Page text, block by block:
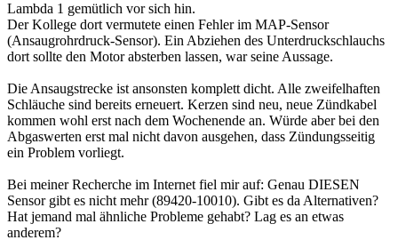
Lambda 1 gemütlich vor sich hin.
Der Kollege dort vermutete einen Fehler im MAP-Sensor
(Ansaugrohrdruck-Sensor). Ein Abziehen des Unterdruckschlauchs
dort sollte den Motor absterben lassen, war seine Aussage.
Die Ansaugstrecke ist ansonsten komplett dicht. Alle zweifelhaften
Schläuche sind bereits erneuert. Kerzen sind neu, neue Zündkabel
kommen wohl erst nach dem Wochenende an. Würde aber bei den
Abgaswerten erst mal nicht davon ausgehen, dass Zündungsseitig
ein Problem vorliegt.
Bei meiner Recherche im Internet fiel mir auf: Genau DIESEN
Sensor gibt es nicht mehr (89420-10010). Gibt es da Alternativen?
Hat jemand mal ähnliche Probleme gehabt? Lag es an etwas
anderem?